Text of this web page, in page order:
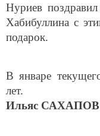
Нуриев
Хабибуллина с
подарок.
В январе
лет.
Ильяс САХАПОВ